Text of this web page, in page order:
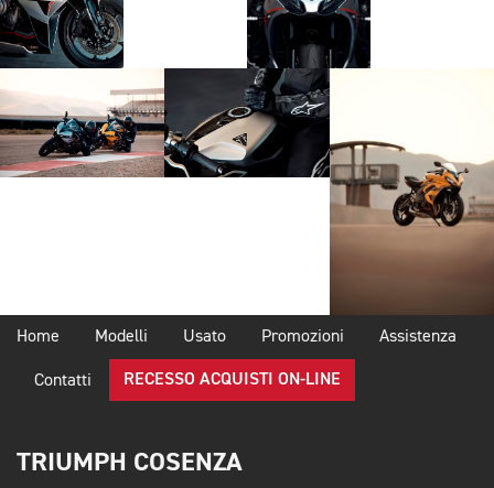
Home Modelli Usato Promozioni Assistenza
Contatti RECESSO ACQUISTI ON-LINE
TRIUMPH COSENZA